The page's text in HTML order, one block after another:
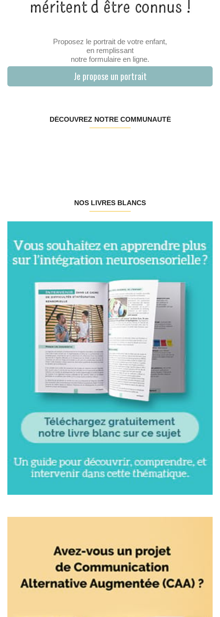
Proposez le portrait de votre enfant,
en remplissant
notre formulaire en ligne.
Je propose un portrait
DÉCOUVREZ NOTRE COMMUNAUTÉ
NOS LIVRES BLANCS